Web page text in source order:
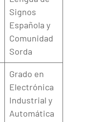
Signos
Española y
Comunidad
Sorda
Grado en
Electrónica
Industrial y
Automática